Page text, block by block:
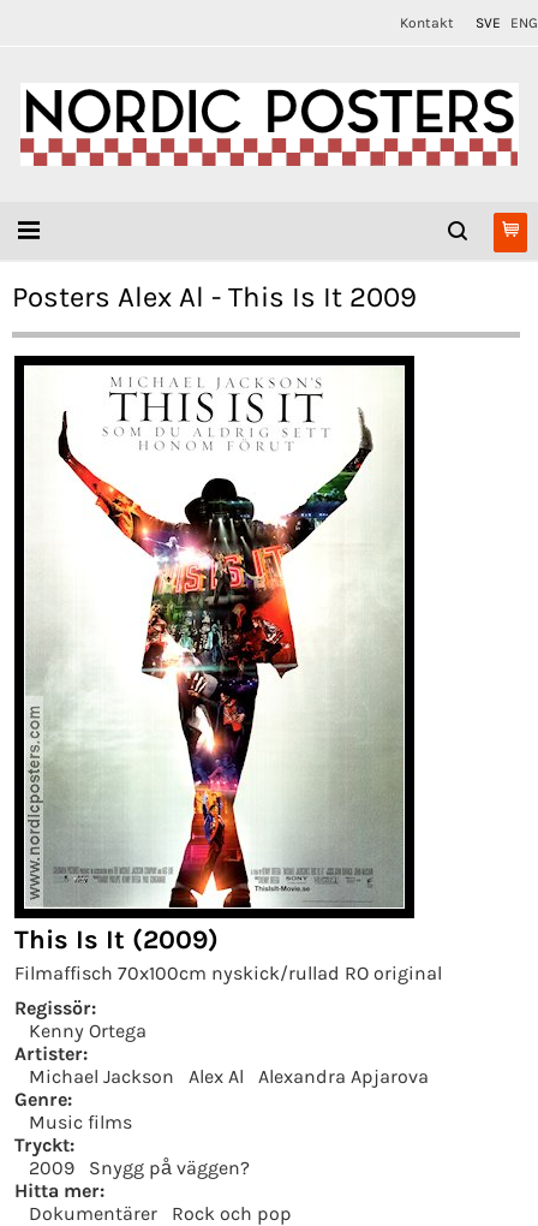
Kontakt SVE ENG
Posters Alex Al - This Is It 2009
This Is It (2009)
Filmaffisch 70x100cm nyskick/rullad RO original
Regissör:
Kenny Ortega
Artister:
Michael Jackson
Alex Al
Alexandra Apjarova
Genre:
Music films
Tryckt:
2009
Snygg på väggen?
Hitta mer:
Dokumentärer
Rock och pop